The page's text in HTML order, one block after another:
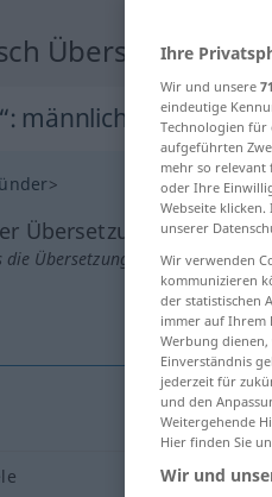
Übersetzung
: männlich
>
Übersetzungen
die Übersetzung anklicken/
Ihre
Wir und unsere
eindeutige
Technologien für
aufgeführten
mehr so relevant
oder Ihre
Webseite
unserer
Wir verwenden
kommunizieren
der statistischen
immer auf Ihrem
Werbung
Einverständnis
jederzeit für
und den
Weitergehende
Hier finden Sie
Wir und